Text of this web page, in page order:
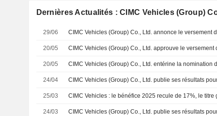
Dernières Actualités : CIMC Vehicles (Group)
29/06
20/05
20/05
24/04
25/03 CIMC Vehicles : le bénéfice 2025 recule de 17%, le titre
24/03